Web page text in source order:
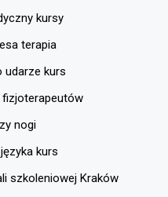
kursy
terapia
udarze kurs
fizjoterapeutów
nogi
kurs
szkoleniowej Kraków